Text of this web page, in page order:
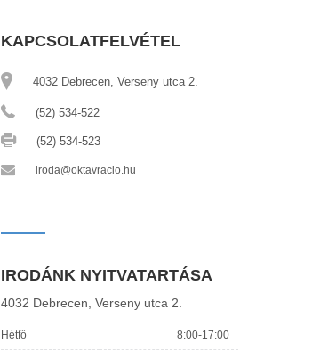
KAPCSOLATFELVÉTEL
4032 Debrecen, Verseny utca 2.
(52) 534-522
(52) 534-523
iroda@oktavracio.hu
IRODÁNK NYITVATARTÁSA
4032 Debrecen, Verseny utca 2.
Hétfő 8:00-17:00